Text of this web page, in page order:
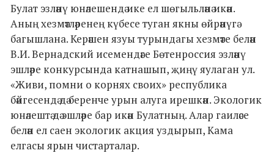
Булат эзләнү юнәлешендә ике ел шөгыльләнә икән.
Аның хезмәтләренең күбесе туган якны өйрәнүгә
багышлана. Керәшен язуы турындагы хезмәте белән
В.И. Вернадский исемендәге Бөтенроссия эзләнү
эшләре конкурсында катнашып, җиңү яулаган ул.
«Живи, помни о корнях своих» республика
бәйгесендә дә беренче урын алуга ирешкән. Экологик
юнәлештә дә эшләре бар икән Булатның. Алар гаиләсе
белән ел саен экологик акция уздырып, Кама
елгасы ярын чистарталар.